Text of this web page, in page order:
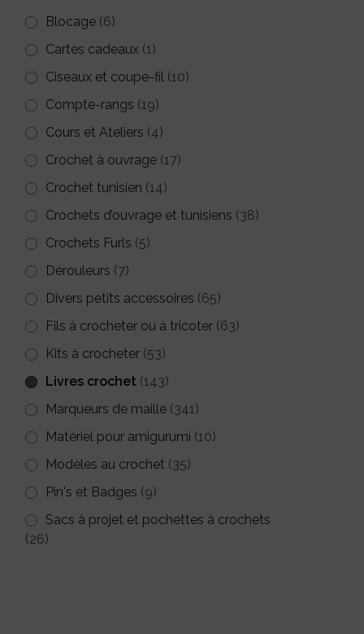
Blocage (6)
Cartes cadeaux (1)
Ciseaux et coupe-fil (10)
Compte-rangs (19)
Cours et Ateliers (4)
Crochet à ouvrage (17)
Crochet tunisien (14)
Crochets d’ouvrage et tunisiens (38)
Crochets Furls (5)
Dérouleurs (7)
Divers petits accessoires (65)
Fils à crocheter ou à tricoter (63)
Kits à crocheter (53)
Livres crochet (143)
Marqueurs de maille (341)
Matériel pour amigurumi (10)
Modèles au crochet (35)
Pin's et Badges (9)
Sacs à projet et pochettes à crochets
(26)